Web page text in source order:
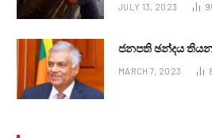
JULY 13, 2023
ජනපති ඡන්දය
MARCH 7, 2023